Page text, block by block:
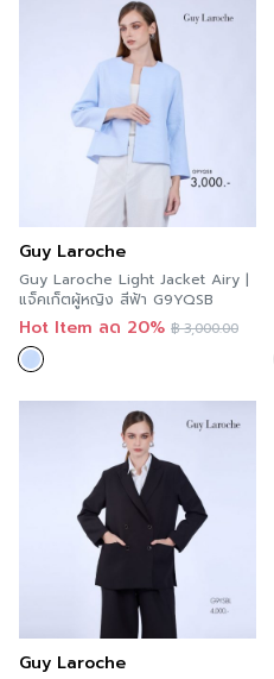
Guy Laroche
Guy Laroche Light Jacket Airy |
แจ็คเก็ตผู้หญิง สีฟ้า G9YQSB
Hot Item ลด 20% ฿3,000.00
Guy Laroche